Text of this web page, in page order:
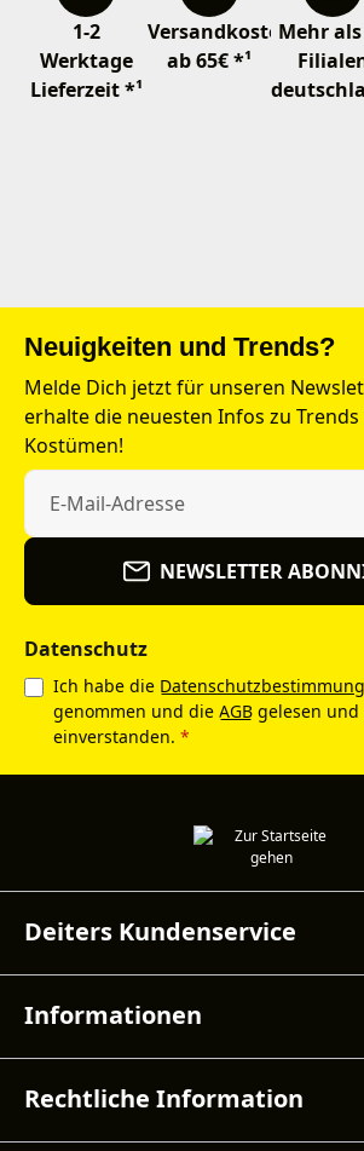
1-2
Werktage
Lieferzeit *¹
Versandkostenfrei
ab 65€ *¹
Mehr als
Neuigkeiten und Trends?
Melde Dich jetzt für unseren
erhalte die neuesten Infos zu
Kostümen!
NEWSLETTER
Datenschutz
Ich habe die
genommen und die AGB gelesen
einverstanden. *
Deiters Kundenservice
Informationen
Rechtliche Information